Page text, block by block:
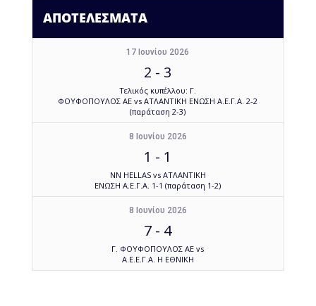
ΑΠΟΤΕΛΕΣΜΑΤΑ
17 Ιουνίου 2026
2 - 3
Τελικός κυπέλλου: Γ.
ΦΟΥΦΟΠΟΥΛΟΣ ΑΕ vs ΑΤΛΑΝΤΙΚΗ ΕΝΩΣΗ Α.Ε.Γ.Α. 2-2
(παράταση 2-3)
8 Ιουνίου 2026
1 - 1
NN HELLAS vs ΑΤΛΑΝΤΙΚΗ
ΕΝΩΣΗ Α.Ε.Γ.Α. 1-1 (παράταση 1-2)
8 Ιουνίου 2026
7 - 4
Γ. ΦΟΥΦΟΠΟΥΛΟΣ ΑΕ vs
Α.Ε.Ε.Γ.Α. Η ΕΘΝΙΚΗ